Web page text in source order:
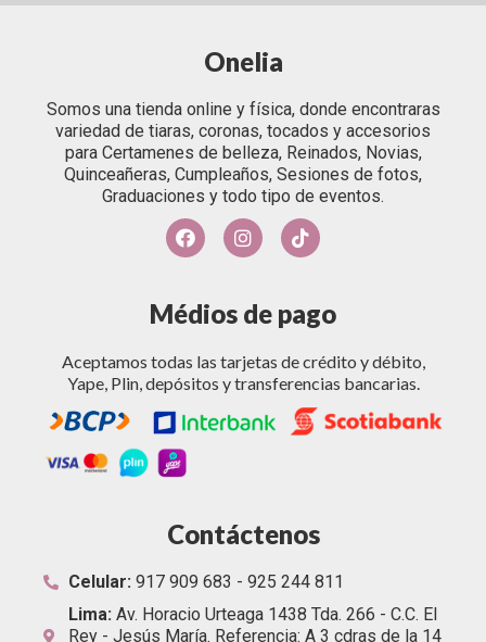
Onelia
Somos una tienda online y física, donde encontraras
variedad de tiaras, coronas, tocados y accesorios
para Certamenes de belleza, Reinados, Novias,
Quinceañeras, Cumpleaños, Sesiones de fotos,
Graduaciones y todo tipo de eventos.
Médios de pago
Aceptamos todas las tarjetas de crédito y débito,
Yape, Plin, depósitos y transferencias bancarias.
Contáctenos
Celular: 917 909 683 - 925 244 811
Lima: Av. Horacio Urteaga 1438 Tda. 266 - C.C. El
Rey - Jesús María. Referencia: A 3 cdras de la 14